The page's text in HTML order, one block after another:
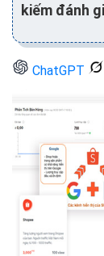
kiếm đánh
ChatGPT